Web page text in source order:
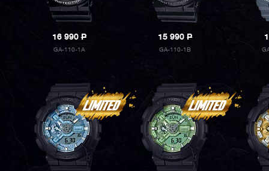
16 990P
GA-110-1A
15 990P
GA-110-1B